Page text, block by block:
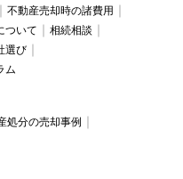
不動産売却時の諸費用
ついて
相続相談
選び
ム
処分の売却事例